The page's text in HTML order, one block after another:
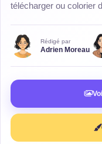
télécharger ou colorier
Rédigé par
Adrien Moreau